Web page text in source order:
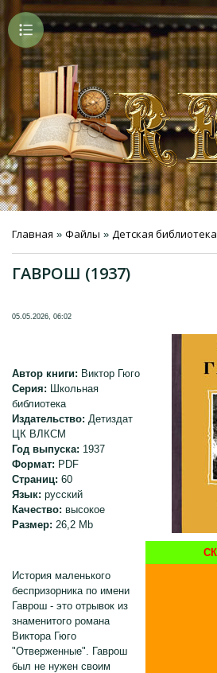
Главная » Файлы » Детская библиотека
ГАВРОШ (1937)
05.05.2026, 06:02
Автор книги: Виктор Гюго
Серия: Школьная
библиотека
Издательство: Детиздат
ЦК ВЛКСМ
Год выпуска: 1937
Формат: PDF
Страниц: 60
Язык: русский
Качество: высокое
Размер: 26,2 Mb
История маленького
беспризорника по имени
Гаврош - это отрывок из
знаменитого романа
Виктора Гюго
"Отверженные". Гаврош
был не нужен своим